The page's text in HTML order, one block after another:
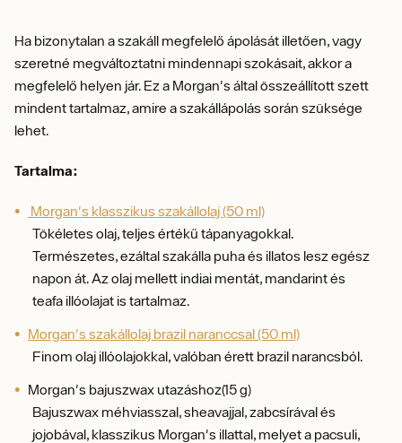
Ha bizonytalan a szakáll megfelelő ápolását illetően, vagy
szeretné megváltoztatni mindennapi szokásait, akkor a
megfelelő helyen jár. Ez a Morgan's által összeállított szett
mindent tartalmaz, amire a szakállápolás során szüksége
lehet.
Tartalma:
Morgan's klasszikus szakállolaj (50 ml)
Tökéletes olaj, teljes értékű tápanyagokkal.
Természetes, ezáltal szakálla puha és illatos lesz egész
napon át. Az olaj mellett indiai mentát, mandarint és
teafa illóolajat is tartalmaz.
Morgan's szakállolaj brazil naranccsal (50 ml)
Finom olaj illóolajokkal, valóban érett brazil narancsból.
Morgan's bajuszwax utazáshoz(15 g)
Bajuszwax méhviasszal, sheavajjal, zabcsírával és
jojobával, klasszikus Morgan's illattal, melyet a pacsuli,